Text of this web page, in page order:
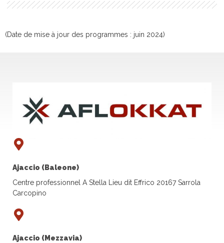
(Date de mise à jour des programmes : juin 2024)
Ajaccio (Baleone)
Centre professionnel A Stella Lieu dit Effrico 20167 Sarrola
Carcopino
Ajaccio (Mezzavia)